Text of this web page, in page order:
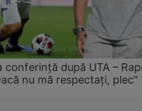
conferință după UTA –
nu mă respectați, plec”